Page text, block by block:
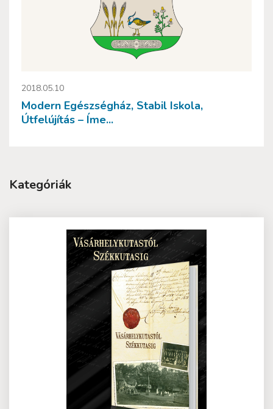
2018.05.10
Modern Egészségház, Stabil Iskola,
Útfelújítás – Íme...
Kategóriák